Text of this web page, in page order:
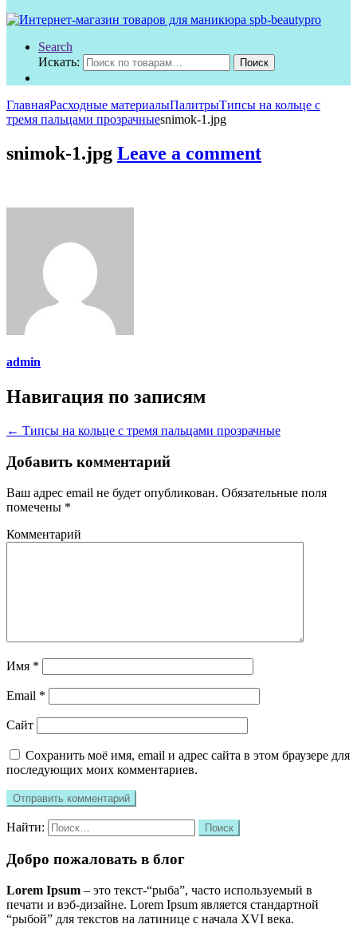
Search
Искать:
Поиск
ГлавнаяРасходные материалыПалитрыТипсы на кольце с
тремя пальцами прозрачныеsnimok-1.jpg
snimok-1.jpg Leave a comment
admin
Навигация по записям
← Типсы на кольце с тремя пальцами прозрачные
Добавить комментарий
Ваш адрес email не будет опубликован. Обязательные поля
помечены *
Комментарий
Имя *
Email *
Сайт
Сохранить моё имя, email и адрес сайта в этом браузере для
последующих моих комментариев.
Найти:
Добро пожаловать в блог
Lorem Ipsum – это текст-“рыба”, часто используемый в
печати и вэб-дизайне. Lorem Ipsum является стандартной
“рыбой” для текстов на латинице с начала XVI века.